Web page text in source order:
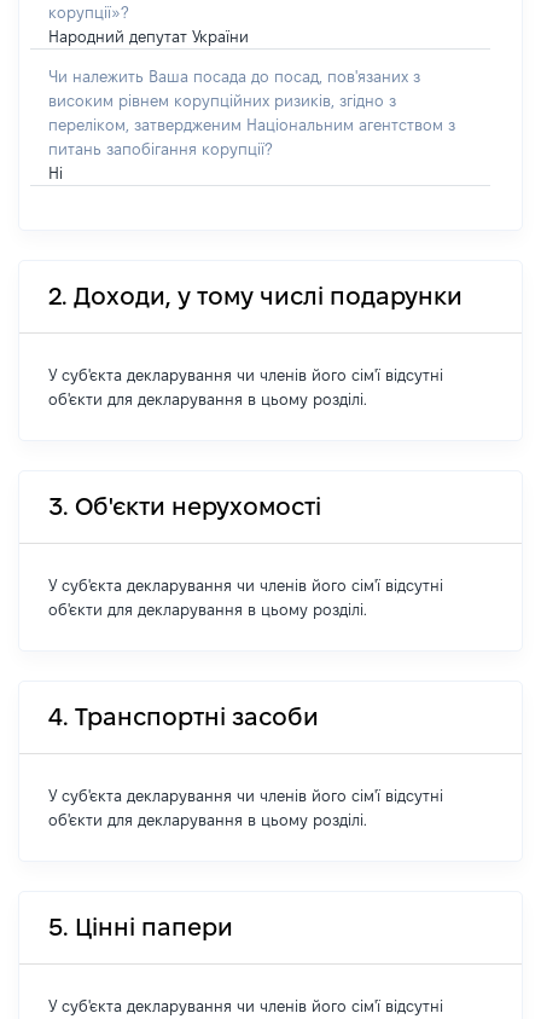
корупції»?
Народний депутат України
Чи належить Ваша посада до посад, пов'язаних з
високим рівнем корупційних ризиків, згідно з
переліком, затвердженим Національним агентством з
питань запобігання корупції?
Ні
2. Доходи, у тому числі подарунки
У суб'єкта декларування чи членів його сім'ї відсутні
об'єкти для декларування в цьому розділі.
3. Об'єкти нерухомості
У суб'єкта декларування чи членів його сім'ї відсутні
об'єкти для декларування в цьому розділі.
4. Транспортні засоби
У суб'єкта декларування чи членів його сім'ї відсутні
об'єкти для декларування в цьому розділі.
5. Цінні папери
У суб'єкта декларування чи членів його сім'ї відсутні